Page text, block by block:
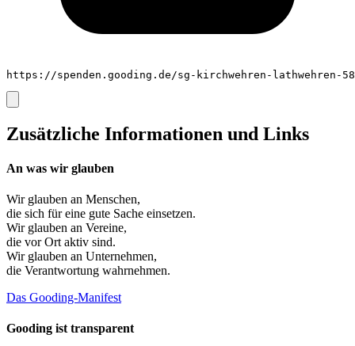
https://spenden.gooding.de/sg-kirchwehren-lathwehren-
Zusätzliche Informationen und Links
An was wir glauben
Wir glauben an Menschen,
die sich für eine gute Sache einsetzen.
Wir glauben an Vereine,
die vor Ort aktiv sind.
Wir glauben an Unternehmen,
die Verantwortung wahrnehmen.
Das Gooding-Manifest
Gooding ist transparent